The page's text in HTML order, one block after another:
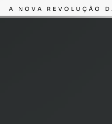
A NOVA REVOLUÇÃO